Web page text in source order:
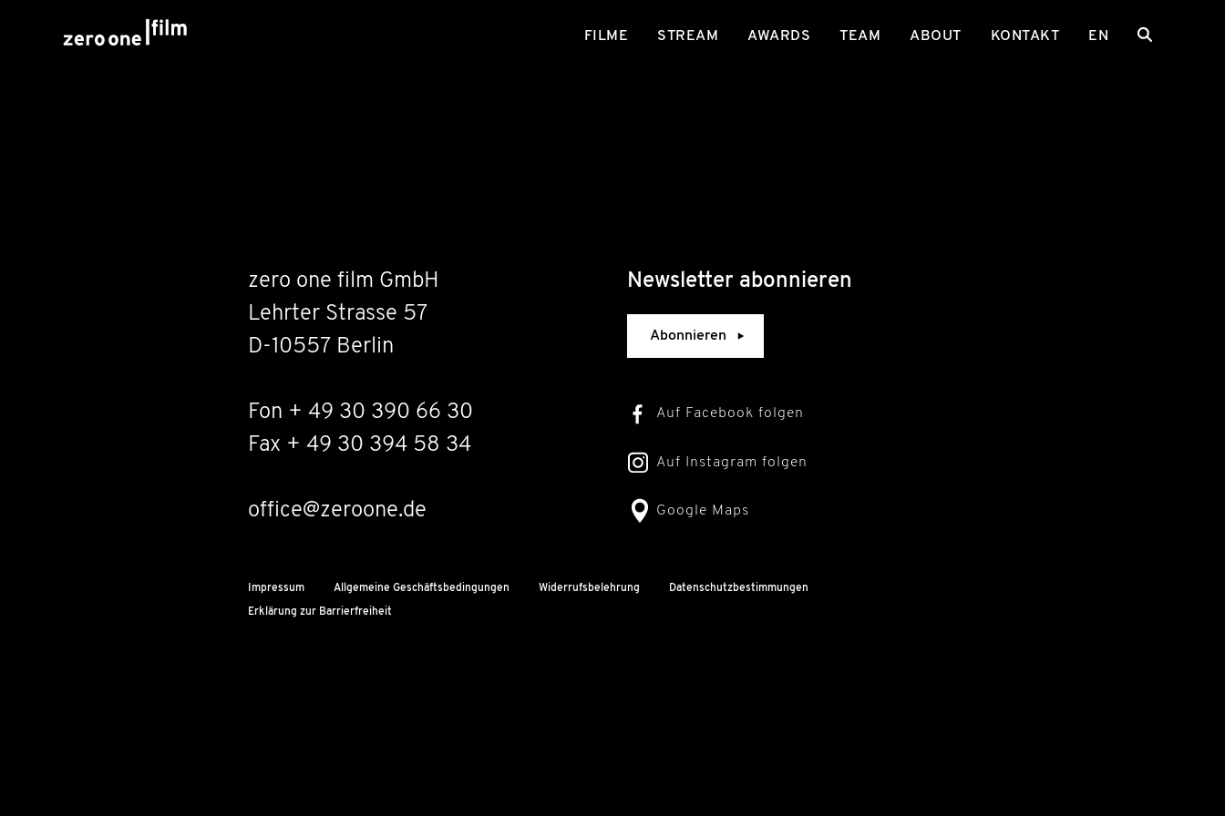
FILME STREAM AWARDS TEAM ABOUT KONTAKT EN
zero one film GmbH
Lehrter Strasse 57
D-10557 Berlin
Fon + 49 30 390 66 30
Fax + 49 30 394 58 34
office@zeroone.de
Newsletter abonnieren
Abonnieren
Auf Facebook folgen
Auf Instagram folgen
Google Maps
Impressum Allgemeine Geschäftsbedingungen Widerrufsbelehrung Datenschutzbestimmungen
Erklärung zur Barrierfreiheit